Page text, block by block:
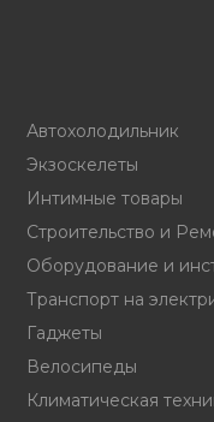
Автохолодильник
Экзоскелеты
Интимные товары
Строительство и
Оборудование и
Транспорт на
Гаджеты
Велосипеды
Климатическая